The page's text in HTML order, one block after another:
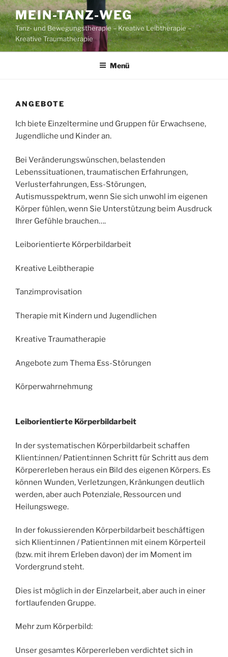
Zum
Inhalt
springen
MEIN-TANZ-WEG
Tanz- und Bewegungstherapie – Kreative Leibtherapie –
Kreative Traumatherapie
Menü
ANGEBOTE
Ich biete Einzeltermine und Gruppen für Erwachsene,
Jugendliche und Kinder an.
Bei Veränderungswünschen, belastenden
Lebenssituationen, traumatischen Erfahrungen,
Verlusterfahrungen, Ess-Störungen,
Autismusspektrum, wenn Sie sich unwohl im eigenen
Körper fühlen, wenn Sie Unterstützung beim Ausdruck
Ihrer Gefühle brauchen….
Leiborientierte Körperbildarbeit
Kreative Leibtherapie
Tanzimprovisation
Therapie mit Kindern und Jugendlichen
Kreative Traumatherapie
Angebote zum Thema Ess-Störungen
Körperwahrnehmung
Leiborientierte Körperbildarbeit
In der systematischen Körperbildarbeit schaffen
Klient:innen/ Patient:innen Schritt für Schritt aus dem
Körpererleben heraus ein Bild des eigenen Körpers. Es
können Wunden, Verletzungen, Kränkungen deutlich
werden, aber auch Potenziale, Ressourcen und
Heilungswege.
In der fokussierenden Körperbildarbeit beschäftigen
sich Klient:innen / Patient:innen mit einem Körperteil
(bzw. mit ihrem Erleben davon) der im Moment im
Vordergrund steht.
Dies ist möglich in der Einzelarbeit, aber auch in einer
fortlaufenden Gruppe.
Mehr zum Körperbild:
Unser gesamtes Körpererleben verdichtet sich in